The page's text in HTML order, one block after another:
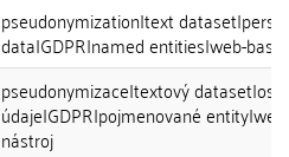
pseudonymization|text
data|GDPR|named entities|web-
pseudonymizace|textový
údaje|GDPR|pojmenované
nástroj